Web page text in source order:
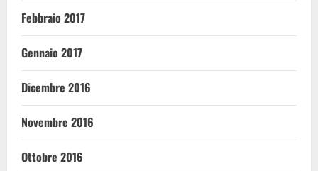
Febbraio 2017
Gennaio 2017
Dicembre 2016
Novembre 2016
Ottobre 2016